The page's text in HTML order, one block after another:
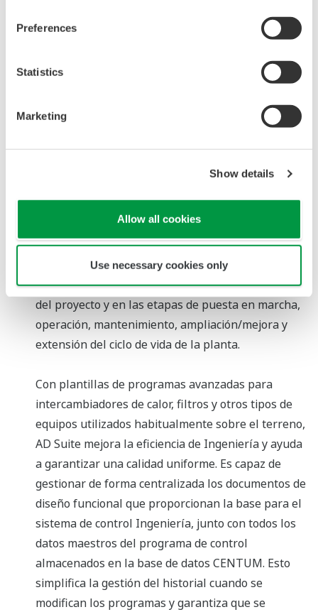
Preferences
Statistics
Marketing
Show details
Allow all cookies
Use necessary cookies only
integrado Ingeniería, el primero de su clase, que va
tradicional.
Aprovechando su Ingeniería Experiencia y la
experiencia adquirida en la ejecución de
innumerables proyectos, Yokogawa ha
desarrollado el entorno integrado AD Suite
AD Suite es una plataforma integrada que facilita
ingeniosamente la ejecución del proyecto, el
sistema Integración y la ejecución in situ,
aportando seguridad y confianza en todas las fases
del proyecto y en las etapas de puesta en marcha,
operación, mantenimiento, ampliación/mejora y
extensión del ciclo de vida de la planta.
Con plantillas de programas avanzadas para
intercambiadores de calor, filtros y otros tipos de
equipos utilizados habitualmente sobre el terreno,
AD Suite mejora la eficiencia de Ingeniería y ayuda
a garantizar una calidad uniforme. Es capaz de
gestionar de forma centralizada los documentos de
diseño funcional que proporcionan la base para el
sistema de control Ingeniería, junto con todos los
datos maestros del programa de control
almacenados en la base de datos CENTUM. Esto
simplifica la gestión del historial cuando se
modifican los programas y garantiza que se